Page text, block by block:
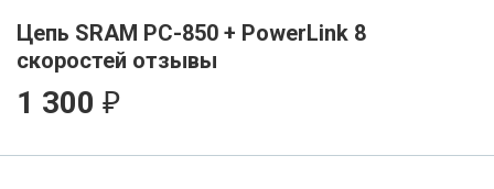
Цепь SRAM PC-850 + PowerLink 8
скоростей отзывы
1 300 ₽